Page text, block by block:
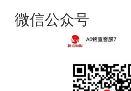
微信公众号